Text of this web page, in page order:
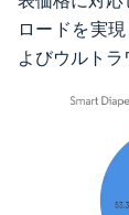
ロードを実
よびウルトラ